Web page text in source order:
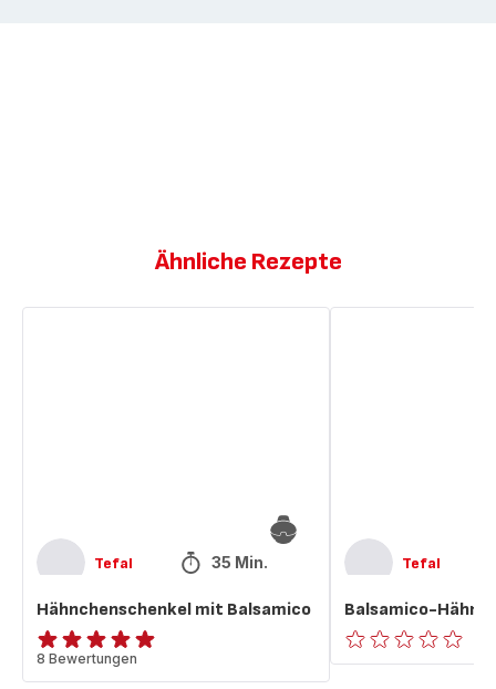
Ähnliche Rezepte
Tefal 35 Min.
Hähnchenschenkel mit Balsamico
Bewertung
mit
8 Bewertungen
Tefal
Balsamico-
ratings.0